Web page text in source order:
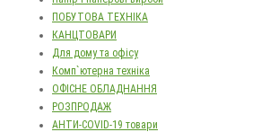
ПОБУТОВА ТЕХНІКА
КАНЦТОВАРИ
Для дому та офісу
Комп`ютерна техніка
ОФІСНЕ ОБЛАДНАННЯ
РОЗПРОДАЖ
АНТИ-COVID-19 товари